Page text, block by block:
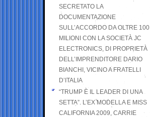
SECRETATO LA
DOCUMENTAZIONE
SULL’ACCORDO DA OLTRE 100
MILIONI CON LA SOCIETÀ JC
ELECTRONICS, DI PROPRIETÀ
DELL’IMPRENDITORE DARIO
BIANCHI, VICINO A FRATELLI
D’ITALIA
“TRUMP È IL LEADER DI UNA
SETTA”. L’EX MODELLA E MISS
CALIFORNIA 2009, CARRIE